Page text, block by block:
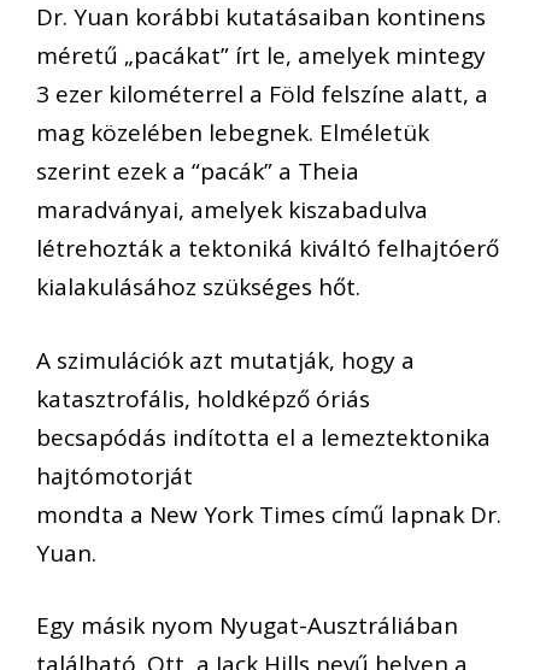
Dr. Yuan korábbi kutatásaiban kontinens
méretű „pacákat” írt le, amelyek mintegy
3 ezer kilométerrel a Föld felszíne alatt, a
mag közelében lebegnek. Elméletük
szerint ezek a “pacák” a Theia
maradványai, amelyek kiszabadulva
létrehozták a tektoniká kiváltó felhajtóerő
kialakulásához szükséges hőt.
A szimulációk azt mutatják, hogy a
katasztrofális, holdképző óriás
becsapódás indította el a lemeztektonika
hajtómotorját
mondta a New York Times című lapnak Dr.
Yuan.
Egy másik nyom Nyugat-Ausztráliában